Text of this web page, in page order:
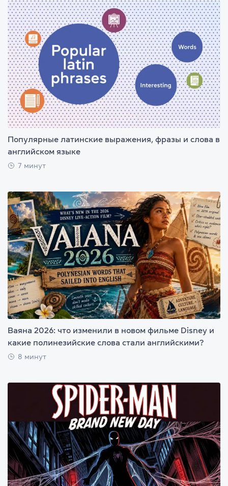
Популярные латинские выражения, фразы и слова в
английском языке
7 минут
Ваяна 2026: что изменили в новом фильме Disney и
какие полинезийские слова стали английскими?
8 минут